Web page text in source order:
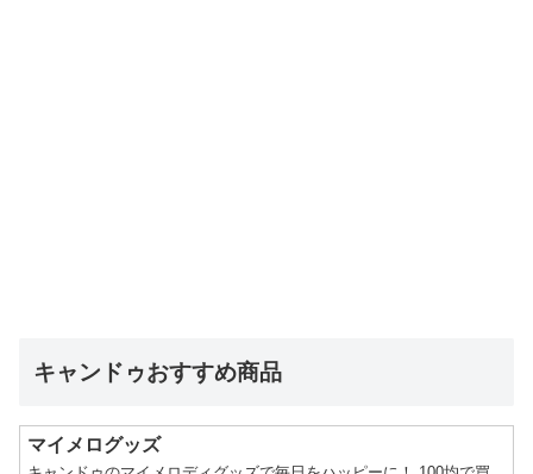
キャンドゥおすすめ商品
マイメログッズ